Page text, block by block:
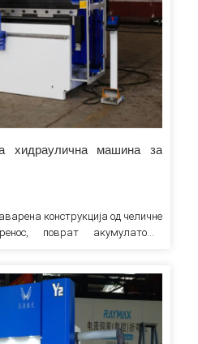
хидраулична машина за
конструкција од челичне
поврат акумулатора,
синхронизацију цилиндара. 3.
аутоматски се подешавају
или трансдуктором и